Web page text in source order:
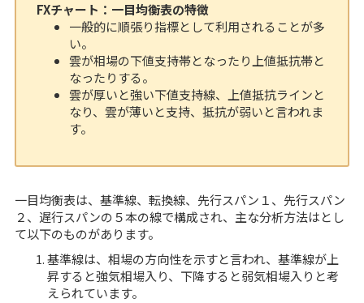
FXチャート：一目均衡表の特徴
一般的に順張り指標として利用されることが多
い。
雲が相場の下値支持帯となったり上値抵抗帯と
なったりする。
雲が厚いと強い下値支持線、上値抵抗ラインと
なり、雲が薄いと支持、抵抗が弱いと言われま
す。
一目均衡表は、基準線、転換線、先行スパン１、先行スパン
２、遅行スパンの５本の線で構成され、主な分析方法はとし
て以下のものがあります。
基準線は、相場の方向性を示すと言われ、基準線が上
昇すると強気相場入り、下降すると弱気相場入りと考
えられています。